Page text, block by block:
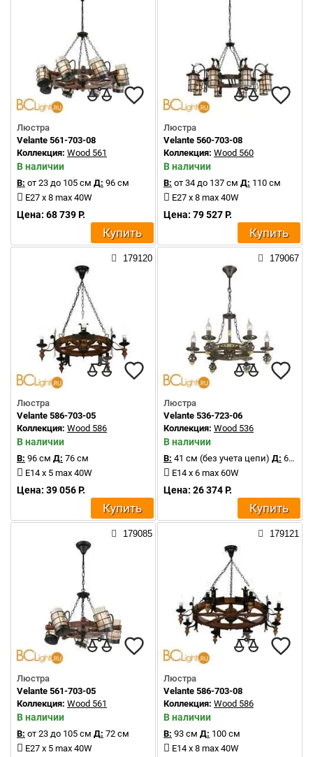
Люстра
Velante 561-703-08
Коллекция: Wood 561
В наличии
В: от 23 до 105 см Д: 96 см
E27 x 8 max 40W
Цена: 68 739 Р.
Купить
Люстра
Velante 560-703-08
Коллекция: Wood 560
В наличии
В: от 34 до 137 см Д: 110 см
E27 x 8 max 40W
Цена: 79 527 Р.
Купить
179120
Люстра
Velante 586-703-05
Коллекция: Wood 586
В наличии
В: 96 см Д: 76 см
E14 x 5 max 40W
Цена: 39 056 Р.
Купить
179067
Люстра
Velante 536-723-06
Коллекция: Wood 536
В наличии
В: 41 см (без учета цепи) Д: 61 см
E14 x 6 max 60W
Цена: 26 374 Р.
Купить
179085
Люстра
Velante 561-703-05
Коллекция: Wood 561
В наличии
В: от 23 до 105 см Д: 72 см
E27 x 5 max 40W
179121
Люстра
Velante 586-703-08
Коллекция: Wood 586
В наличии
В: 93 см Д: 100 см
E14 x 8 max 40W